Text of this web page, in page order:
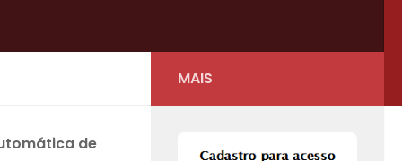
de
MAIS